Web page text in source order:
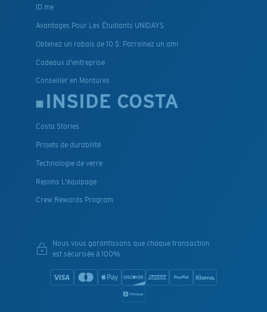
ID.me
Avantages Pour Les Étudiants UNIDAYS
Obtenez un rabais de 10 $: Parrainez un ami
Cadeaux d'entreprise
Conseiller en Montures
INSIDE COSTA
Costa Stories
Projets de durabilité
Technologie de verre
Rejoins L'équipage
Crew Rewards Program
Nous vous garantissons que chaque transaction
est sécurisée à 100%